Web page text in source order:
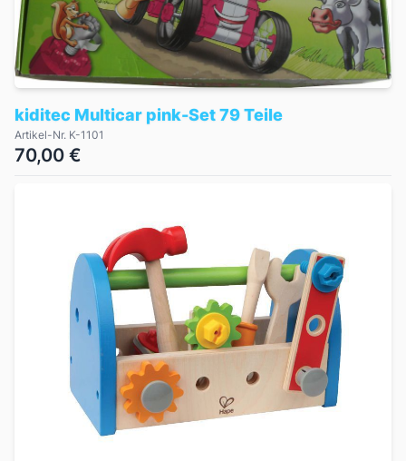
kiditec Multicar pink-Set 79 Teile
Artikel-Nr. K-1101
70,00 €